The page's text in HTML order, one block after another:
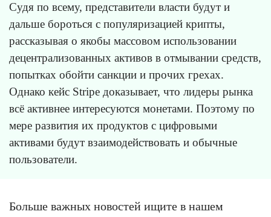
Судя по всему, представители власти будут и
дальше бороться с популяризацией крипты,
рассказывая о якобы массовом использовании
децентрализованных активов в отмывании средств,
попытках обойти санкции и прочих грехах.
Однако кейс Stripe доказывает, что лидеры рынка
всё активнее интересуются монетами. Поэтому по
мере развития их продуктов с цифровыми
активами будут взаимодействовать и обычные
пользователи.
Больше важных новостей ищите в нашем